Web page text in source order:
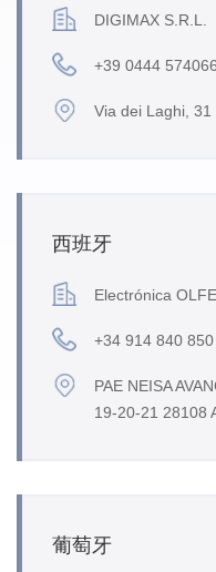
DIGIMAX S.R.L.
+39 0444 574066
Via dei Laghi, 31
西班牙
Electrónica
+34 914 840 850
PAE NEISA
19-20-21 28108
葡萄牙